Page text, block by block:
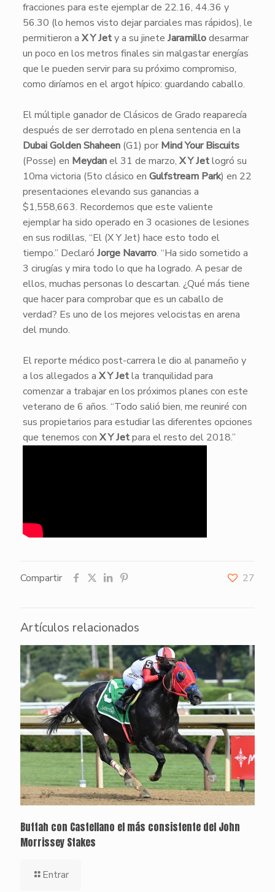
fracciones para este ejemplar de 22.16, 44.36 y
56.30 (lo hemos visto dejar parciales mas rápidos), le
permitieron a X Y Jety a su jinete Jaramillodesarmar
un poco en los metros finales sin malgastar energías
que le pueden servir para su próximo compromiso,
como diríamos en el argot hípico: guardando caballo.
El múltiple ganador de Clásicos de Grado reaparecía
después de ser derrotado en plena sentencia en la
Dubai Golden Shaheen(G1) por Mind Your Biscuits
(Posse) en Meydanel 31 de marzo, X Y Jetlogró su
10ma victoria (5to clásico en Gulfstream Park) en 22
presentaciones elevando sus ganancias a
$1,558,663. Recordemos que este valiente
ejemplar ha sido operado en 3 ocasiones de lesiones
en sus rodillas, “El (X Y Jet) hace esto todo el
tiempo.” Declaró Jorge Navarro. “Ha sido sometido a
3 cirugías y mira todo lo que ha logrado. A pesar de
ellos, muchas personas lo descartan. ¿Qué más tiene
que hacer para comprobar que es un caballo de
verdad? Es uno de los mejores velocistas en arena
del mundo.
El reporte médico post-carrera le dio al panameño y
a los allegados a X Y Jetla tranquilidad para
comenzar a trabajar en los próximos planes con este
veterano de 6 años. “Todo salió bien, me reuniré con
sus propietarios para estudiar las diferentes opciones
que tenemos con X Y Jetpara el resto del 2018.”
Compartir 27
Artículos relacionados
Buttah con Castellano el más consistente del John
Morrissey Stakes
Entrar